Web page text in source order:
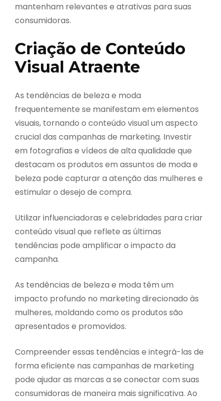
mantenham relevantes e atrativas para suas
consumidoras.
Criação de Conteúdo
Visual Atraente
As tendências de beleza e moda
frequentemente se manifestam em elementos
visuais, tornando o conteúdo visual um aspecto
crucial das campanhas de marketing. Investir
em fotografias e vídeos de alta qualidade que
destacam os produtos em assuntos de moda e
beleza pode capturar a atenção das mulheres e
estimular o desejo de compra.
Utilizar influenciadoras e celebridades para criar
conteúdo visual que reflete as últimas
tendências pode amplificar o impacto da
campanha.
As tendências de beleza e moda têm um
impacto profundo no marketing direcionado às
mulheres, moldando como os produtos são
apresentados e promovidos.
Compreender essas tendências e integrá-las de
forma eficiente nas campanhas de marketing
pode ajudar as marcas a se conectar com suas
consumidoras de maneira mais significativa. Ao